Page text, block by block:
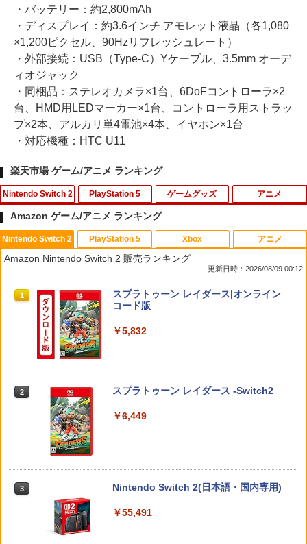
・バッテリー：約2,800mAh
・ディスプレイ：約3.6インチ アモレット液晶（各1,080
×1,200ピクセル、90Hzリフレッシュレート）
・外部接続：USB（Type-C）Yケーブル、3.5mm オーデ
ィオジャック
・同梱品：ステレオカメラ×1台、6DoFコントローラ×2
台、HMD用LEDマーカー×1台、コントローラ用ストラッ
プ×2本、アルカリ単4電池×4本、イヤホン×1台
・対応機種：HTC U11
楽天市場 ゲーム/アニメ ランキング
Nintendo Switch 2
1
【7週連続1位】inklink公式 Switch / Sw
itch2 コントローラー 最新モデル 最新フ
ァームウェア プロコン プロコン2 プロコ
h コントローラー ワイヤレスコントロー
ラー 連射機能 ワイヤレス switch2コン
2 Switch2用 温度モニターファン
￥3,224
3
【お買い物マラソン期間限定♪最大30％O
ードケース FancyCase-G05 Nintendo
PlayStation 5
1
鬼エイム 指サック ゲーム スマホ ゲーミ
ング FPS 音ゲー 荒野行動 PUBG Apex
CoD 高感度 銀繊維 手汗対策 鬼サック 6
￥1,280
￥2,783
￥3,878
ゲームグッズ アニメ
1
劇場版「鬼滅の刃」無限城編 第一章 猗
窩座再来(通常版)【Blu-ray】 [ 吾峠呼世
￥3,960
￥4,000
ay】(描き下ろしイラスト(時行 B)使用 A
3タペストリー+アクリルキーホルダー) [
松井優征 ]
￥7,150
Amazon ゲーム/アニメ ランキング
Nintendo Switch 2
Amazon Nintendo Switch 2 販売ランキング
更新日時：2026/08/09 00:12
1
スプラトゥーン レイダース|オンライン
コード版
￥5,832
2 スプラトゥーン レイダース -Switch2
￥6,449
3 Nintendo Switch 2(日本語・国内専用)
￥55,491
PlayStation 5 Xbox アニメ